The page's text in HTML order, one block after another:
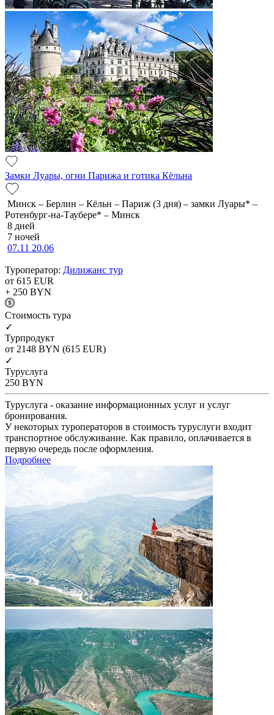
Замки Луары, огни Парижа и готика Кёльна
Минск – Берлин – Кёльн – Париж (3 дня) – замки Луары* –
Ротенбург-на-Таубере* – Минск
8 дней
7 ночей
07.11 20.06
Туроператор: Дилижанс тур
от 615 EUR
+ 250 BYN
Cтоимость тура
✓
Турпродукт
от 2148 BYN (615 EUR)
✓
Туруслуга
250 BYN
Туруслуга - оказание информационных услуг и услуг
бронирования.
У некоторых туроператоров в стоимость туруслуги входит
транспортное обслуживание. Как правило, оплачивается в
первую очередь после оформления.
Подробнее